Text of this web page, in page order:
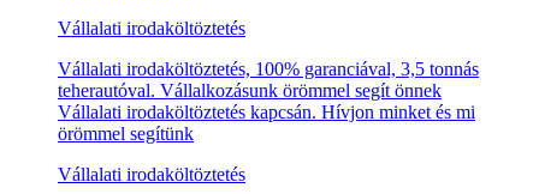
Vállalati irodaköltöztetés
Vállalati irodaköltöztetés, 100% garanciával, 3,5 tonnás
teherautóval. Vállalkozásunk örömmel segít önnek
Vállalati irodaköltöztetés kapcsán. Hívjon minket és mi
örömmel segítünk
Vállalati irodaköltöztetés